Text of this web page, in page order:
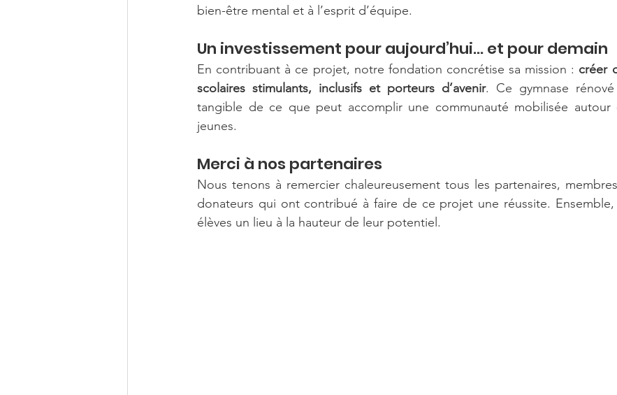
bien-être mental et à l’esprit d’équipe.
Un investissement pour aujourd’hui… et pour demain
En contribuant à ce projet, notre fondation concrétise sa mission : créer
scolaires stimulants, inclusifs et porteurs d’avenir. Ce gymnase
tangible de ce que peut accomplir une communauté mobilisée autour
jeunes.
Merci à nos partenaires
Nous tenons à remercier chaleureusement tous les partenaires,
donateurs qui ont contribué à faire de ce projet une réussite.
élèves un lieu à la hauteur de leur potentiel.